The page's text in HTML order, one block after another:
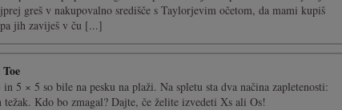
greš v nakupovalno središče s Taylorjevim očetom, da mami kupiš
jih zaviješ v ču [...]
5 × 5 so bile na pesku na plaži. Na spletu sta dva načina zapletenosti:
težak. Kdo bo zmagal? Dajte, če želite izvedeti Xs ali Os!